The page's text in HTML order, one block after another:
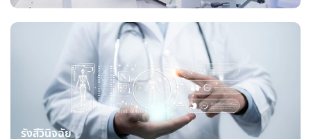
รังสีวินิจฉัย